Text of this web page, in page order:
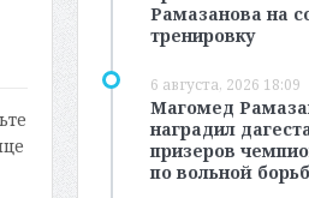
Рамазанова на
тренировку
6 августа, 2026 18:09
Магомед
наградил
призеров
по вольной